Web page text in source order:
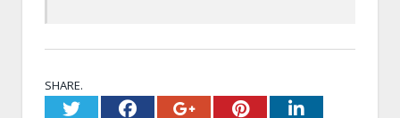
SHARE.
TwitterFacebookGoogle+Pinterest